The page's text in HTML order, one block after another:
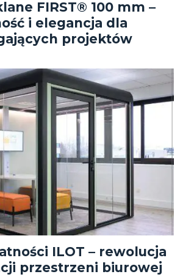
FIRST® 100 mm –
i elegancja dla
projektów
ILOT – rewolucja
przestrzeni biurowej